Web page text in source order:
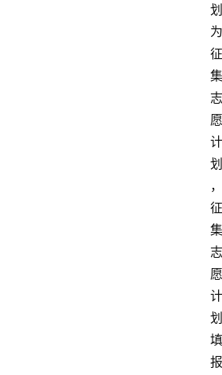
划
为
征
集
志
愿
计
划
，
征
集
志
愿
计
划
填
报